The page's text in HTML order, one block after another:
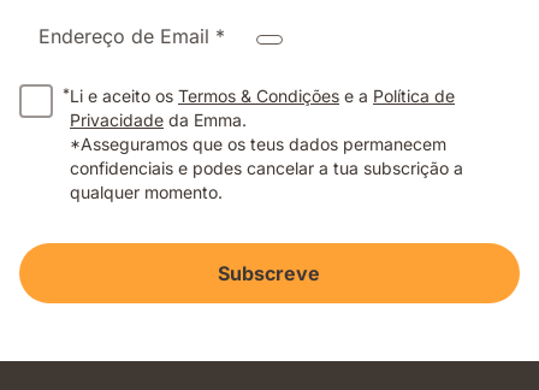
Endereço de Email *
*Li e aceito os Termos & Condições e a Política de
Privacidade da Emma.
*Asseguramos que os teus dados permanecem
confidenciais e podes cancelar a tua subscrição a
qualquer momento.
Subscreve